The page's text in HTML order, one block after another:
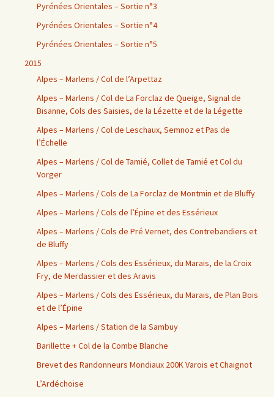
Pyrénées Orientales – Sortie n°3
Pyrénées Orientales – Sortie n°4
Pyrénées Orientales – Sortie n°5
2015
Alpes – Marlens / Col de l’Arpettaz
Alpes – Marlens / Col de La Forclaz de Queige, Signal de
Bisanne, Cols des Saisies, de la Lézette et de la Légette
Alpes – Marlens / Col de Leschaux, Semnoz et Pas de
l’Échelle
Alpes – Marlens / Col de Tamié, Collet de Tamié et Col du
Vorger
Alpes – Marlens / Cols de La Forclaz de Montmin et de Bluffy
Alpes – Marlens / Cols de l’Épine et des Essérieux
Alpes – Marlens / Cols de Pré Vernet, des Contrebandiers et
de Bluffy
Alpes – Marlens / Cols des Essérieux, du Marais, de la Croix
Fry, de Merdassier et des Aravis
Alpes – Marlens / Cols des Essérieux, du Marais, de Plan Bois
et de l’Épine
Alpes – Marlens / Station de la Sambuy
Barillette + Col de la Combe Blanche
Brevet des Randonneurs Mondiaux 200K Varois et Chaignot
L’Ardéchoise